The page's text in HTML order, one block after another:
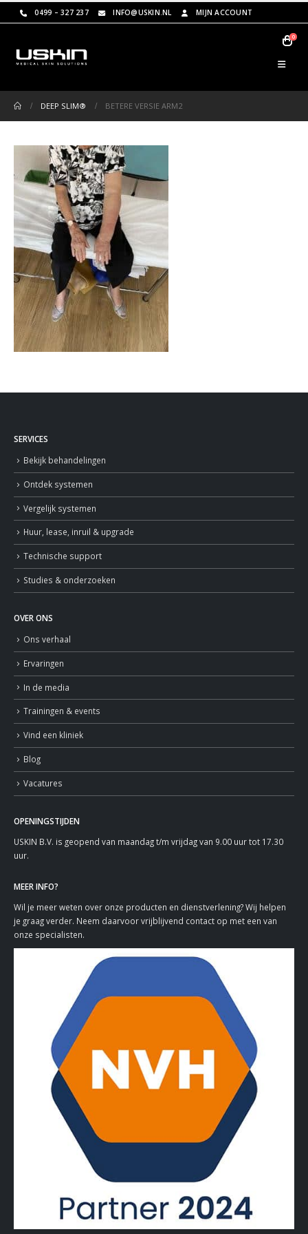
0499 – 327 237 INFO@USKIN.NL MIJN ACCOUNT
0
DEEP SLIM® BETERE VERSIE ARM2
SERVICES
Bekijk behandelingen
Ontdek systemen
Vergelijk systemen
Huur, lease, inruil & upgrade
Technische support
Studies & onderzoeken
OVER ONS
Ons verhaal
Ervaringen
In de media
Trainingen & events
Vind een kliniek
Blog
Vacatures
OPENINGSTIJDEN
USKIN B.V. is geopend van maandag t/m vrijdag van 9.00 uur tot 17.30
uur.
MEER INFO?
Wil je meer weten over onze producten en dienstverlening? Wij helpen
je graag verder. Neem daarvoor vrijblijvend contact op met een van
onze specialisten.